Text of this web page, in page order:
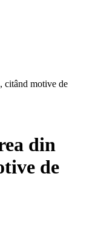
citând motive de
din
de